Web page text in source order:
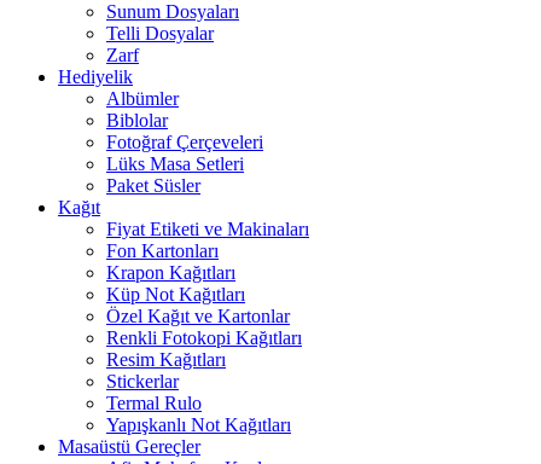
Sunum Dosyaları
Telli Dosyalar
Zarf
Hediyelik
Albümler
Biblolar
Fotoğraf Çerçeveleri
Lüks Masa Setleri
Paket Süsler
Kağıt
Fiyat Etiketi ve Makinaları
Fon Kartonları
Krapon Kağıtları
Küp Not Kağıtları
Özel Kağıt ve Kartonlar
Renkli Fotokopi Kağıtları
Resim Kağıtları
Stickerlar
Termal Rulo
Yapışkanlı Not Kağıtları
Masaüstü Gereçler